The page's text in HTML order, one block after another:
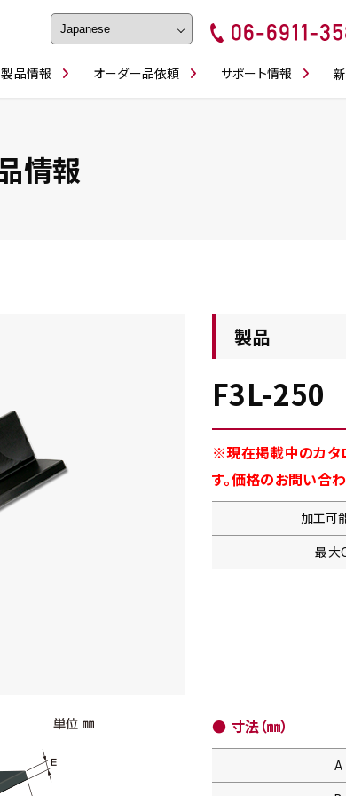
製品情報 オーダー品依頼
フェイス・ショルダーシリーズ 磨きの鬼
サポート情報
情報
製品
F3L-250
※現在掲載中のカタ
す。価格のお問い合
加工可
最大
● 寸法（㎜）
A